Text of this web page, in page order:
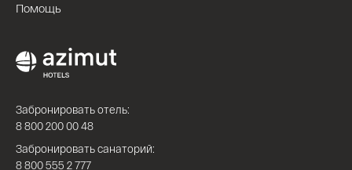
Помощь
Забронировать отель:
8 800 200 00 48
Забронировать санаторий:
8 800 555 2 777